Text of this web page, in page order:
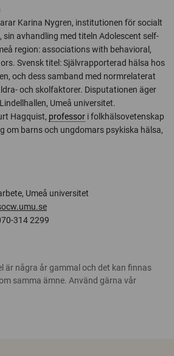
Karina Nygren, institutionen för socialt
sin avhandling med titeln Adolescent self-
region: associations with behavioral,
Svensk titel: Självrapporterad hälsa hos
och dess samband med normrelaterat
och skolfaktorer. Disputationen äger
Umeå universitet.
Hagquist, professor i folkhälsovetenskap
om barns och ungdomars psykiska hälsa,
Umeå universitet
314 2299
är några år gammal och det kan finnas
samma ämne. Använd gärna vår